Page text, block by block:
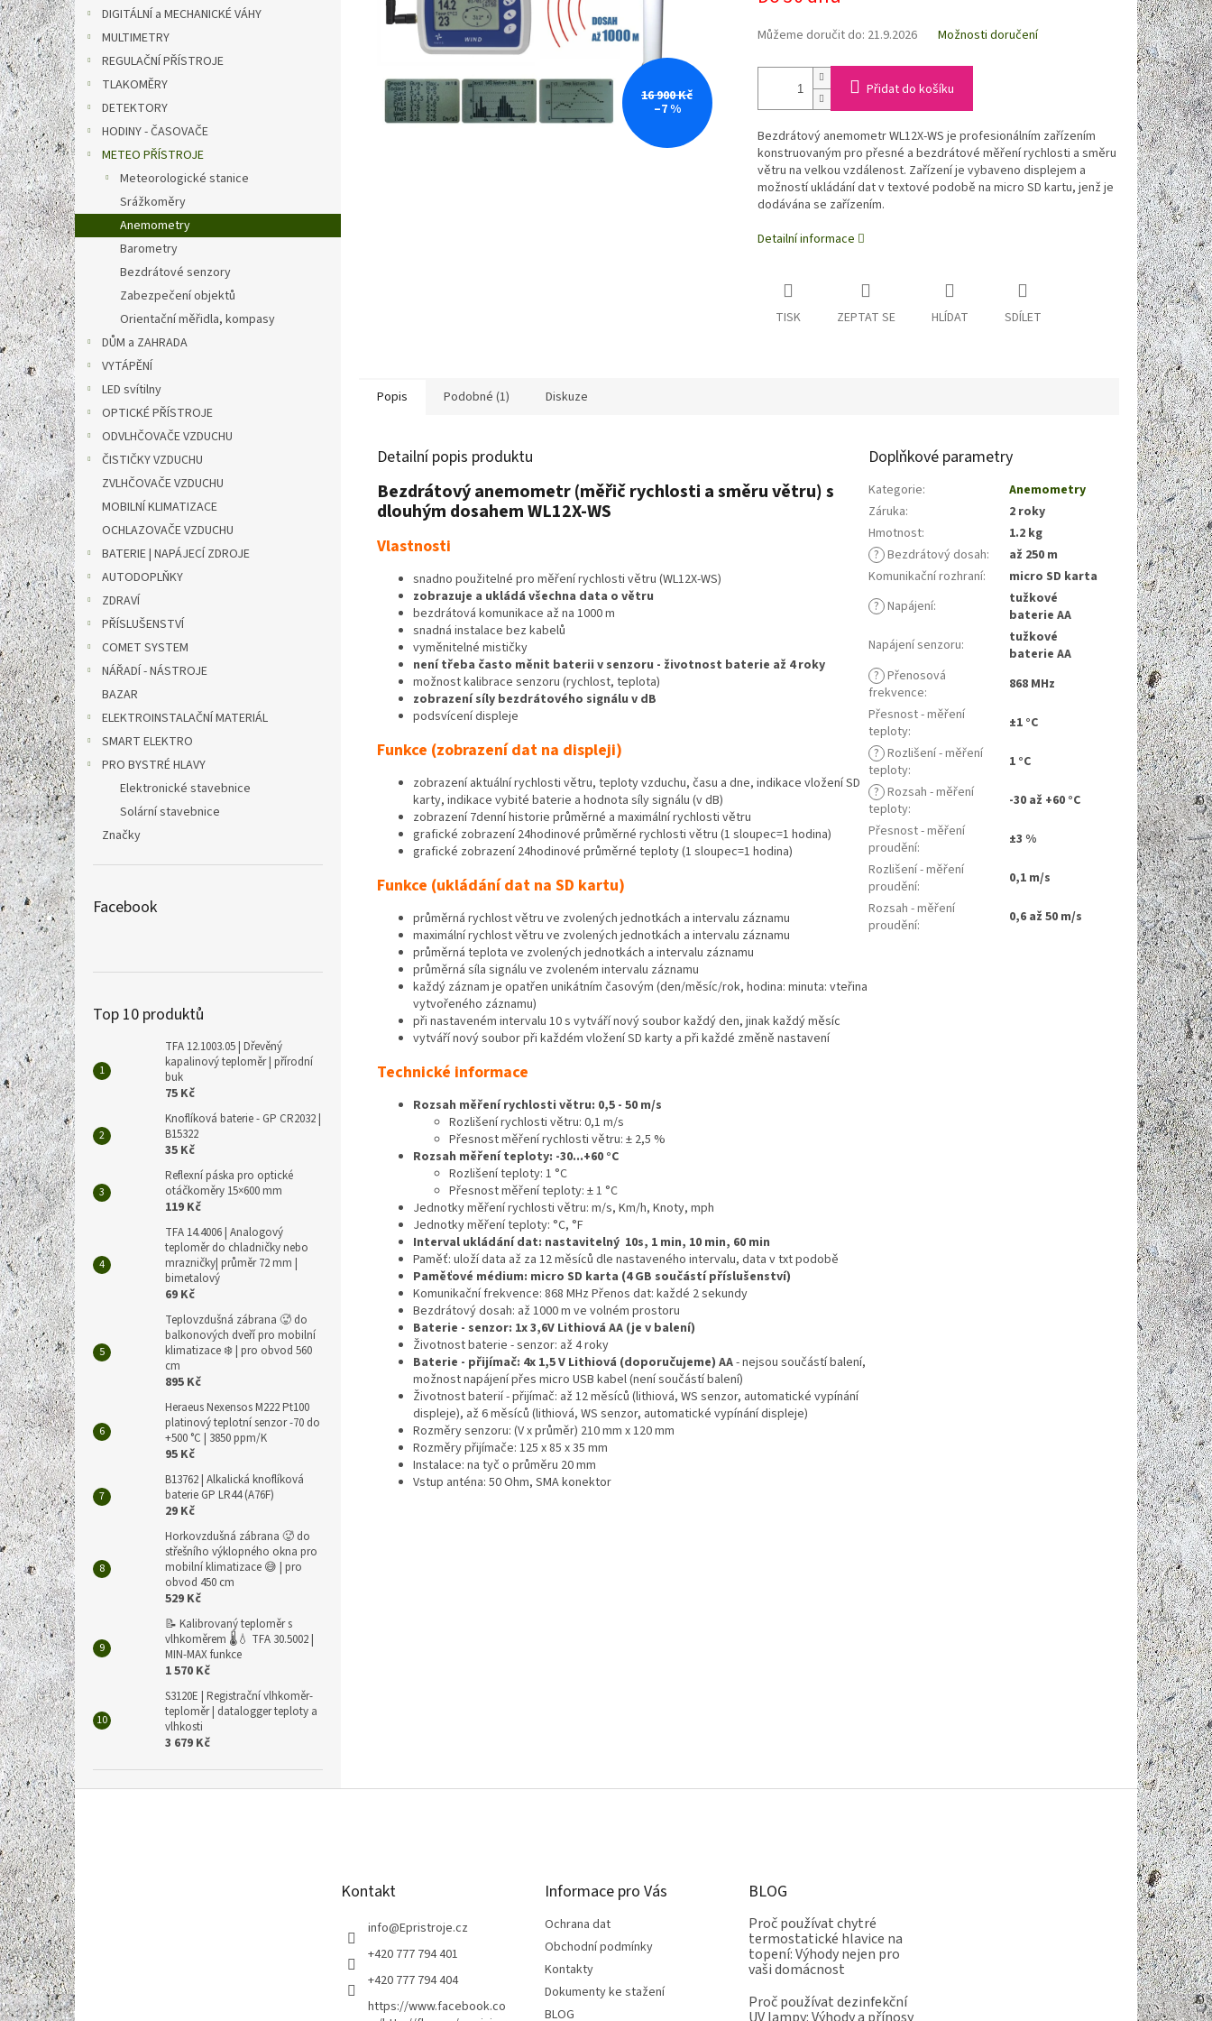
e
l
DIGITÁLNÍ a MECHANICKÉ VÁHY
MULTIMETRY
REGULAČNÍ PŘÍSTROJE
TLAKOMĚRY
DETEKTORY
HODINY - ČASOVAČE
METEO PŘÍSTROJE
Meteorologické stanice
Srážkoměry
Anemometry
Barometry
Bezdrátové senzory
Zabezpečení objektů
Orientační měřidla, kompasy
DŮM a ZAHRADA
VYTÁPĚNÍ
LED svítilny
OPTICKÉ PŘÍSTROJE
ODVLHČOVAČE VZDUCHU
ČISTIČKY VZDUCHU
ZVLHČOVAČE VZDUCHU
MOBILNÍ KLIMATIZACE
OCHLAZOVAČE VZDUCHU
BATERIE | NAPÁJECÍ ZDROJE
AUTODOPLŇKY
ZDRAVÍ
PŘÍSLUŠENSTVÍ
COMET SYSTEM
NÁŘADÍ - NÁSTROJE
BAZAR
ELEKTROINSTALAČNÍ MATERIÁL
SMART ELEKTRO
PRO BYSTRÉ HLAVY
Elektronické stavebnice
Solární stavebnice
Značky
Facebook
Top 10 produktů
TFA 12.1003.05 | Dřevěný
kapalinový teploměr | přírodní
buk
75 Kč
Knoflíková baterie - GP CR2032 |
B15322
35 Kč
Reflexní páska pro optické
otáčkoměry 15×600 mm
119 Kč
TFA 14.4006 | Analogový
teploměr do chladničky nebo
mrazničky| průměr 72 mm |
bimetalový
69 Kč
Teplovzdušná zábrana 🥵 do
balkonových dveří pro mobilní
klimatizace ❄️ | pro obvod 560
cm
895 Kč
Heraeus Nexensos M222 Pt100
platinový teplotní senzor -70 do
+500 °C | 3850 ppm/K
95 Kč
B13762 | Alkalická knoflíková
baterie GP LR44 (A76F)
29 Kč
Horkovzdušná zábrana 🥵 do
střešního výklopného okna pro
mobilní klimatizace 😅 | pro
obvod 450 cm
529 Kč
📝 Kalibrovaný teploměr s
vlhkoměrem 🌡️💧 TFA 30.5002 |
MIN-MAX funkce
1 570 Kč
S3120E | Registrační vlhkoměr-
teploměr | datalogger teploty a
vlhkosti
3 679 Kč
16 900 Kč
–7 %
Můžeme doručit do: 21.9.2026 Možnosti doručení
Přidat do košíku
Bezdrátový anemometr WL12X-WS je profesionálním zařízením
konstruovaným pro přesné a bezdrátové měření rychlosti a směru
větru na velkou vzdálenost. Zařízení je vybaveno displejem a
možností ukládání dat v textové podobě na micro SD kartu, jenž je
dodávána se zařízením.
Detailní informace
TISK ZEPTAT SE HLÍDAT SDÍLET
Popis Podobné (1) Diskuze
Detailní popis produktu
Bezdrátový anemometr (měřič rychlosti a směru větru) s
dlouhým dosahem WL12X-WS
Vlastnosti
snadno použitelné pro měření rychlosti větru (WL12X-WS)
zobrazuje a ukládá všechna data o větru
bezdrátová komunikace až na 1000 m
snadná instalace bez kabelů
vyměnitelné mističky
není třeba často měnit baterii v senzoru - životnost baterie až 4 roky
možnost kalibrace senzoru (rychlost, teplota)
zobrazení síly bezdrátového signálu v dB
podsvícení displeje
Funkce (zobrazení dat na displeji)
zobrazení aktuální rychlosti větru, teploty vzduchu, času a dne, indikace vložení SD
karty, indikace vybité baterie a hodnota síly signálu (v dB)
zobrazení 7denní historie průměrné a maximální rychlosti větru
grafické zobrazení 24hodinové průměrné rychlosti větru (1 sloupec=1 hodina)
grafické zobrazení 24hodinové průměrné teploty (1 sloupec=1 hodina)
Funkce (ukládání dat na SD kartu)
průměrná rychlost větru ve zvolených jednotkách a intervalu záznamu
maximální rychlost větru ve zvolených jednotkách a intervalu záznamu
průměrná teplota ve zvolených jednotkách a intervalu záznamu
průměrná síla signálu ve zvoleném intervalu záznamu
každý záznam je opatřen unikátním časovým (den/měsíc/rok, hodina: minuta: vteřina
vytvořeného záznamu)
při nastaveném intervalu 10 s vytváří nový soubor každý den, jinak každý měsíc
vytváří nový soubor při každém vložení SD karty a při každé změně nastavení
Technické informace
Rozsah měření rychlosti větru: 0,5 - 50 m/s
Rozlišení rychlosti větru: 0,1 m/s
Přesnost měření rychlosti větru: ± 2,5 %
Rozsah měření teploty: -30...+60 °C
Rozlišení teploty: 1 °C
Přesnost měření teploty: ± 1 °C
Jednotky měření rychlosti větru: m/s, Km/h, Knoty, mph
Jednotky měření teploty: °C, °F
Interval ukládání dat: nastavitelný 10s, 1 min, 10 min, 60 min
Paměť: uloží data až za 12 měsíců dle nastaveného intervalu, data v txt podobě
Paměťové médium: micro SD karta (4 GB součástí příslušenství)
Komunikační frekvence: 868 MHz Přenos dat: každé 2 sekundy
Bezdrátový dosah: až 1000 m ve volném prostoru
Baterie - senzor: 1x 3,6V Lithiová AA (je v balení)
Životnost baterie - senzor: až 4 roky
Baterie - přijímač: 4x 1,5 V Lithiová (doporučujeme) AA- nejsou součástí balení,
možnost napájení přes micro USB kabel (není součástí balení)
Životnost baterií - přijímač: až 12 měsíců (lithiová, WS senzor, automatické vypínání
displeje), až 6 měsíců (lithiová, WS senzor, automatické vypínání displeje)
Rozměry senzoru: (V x průměr) 210 mm x 120 mm
Rozměry přijímače: 125 x 85 x 35 mm
Instalace: na tyč o průměru 20 mm
Vstup anténa: 50 Ohm, SMA konektor
Doplňkové parametry
Kategorie:
Anemometry
Záruka:
2 roky
Hmotnost:
1.2 kg
? Bezdrátový dosah:
až 250 m
Komunikační rozhraní:
micro SD karta
? Napájení:
tužkové
baterie AA
Napájení senzoru:
tužkové
baterie AA
? Přenosová
frekvence:
868 MHz
Přesnost - měření
teploty:
±1 °C
? Rozlišení - měření
teploty:
1 °C
? Rozsah - měření
teploty:
-30 až +60 °C
Přesnost - měření
proudění:
±3 %
Rozlišení - měření
proudění:
0,1 m/s
Rozsah - měření
proudění: 0,6 až 50 m/s
Z
á
p
a
t
í Kontakt
info@Epristroje.cz
+420 777 794 401
+420 777 794 404
https://www.facebook.co
Informace pro Vás
Ochrana dat
Obchodní podmínky
Kontakty
Dokumenty ke stažení
BLOG
BLOG
Proč používat chytré
termostatické hlavice na
topení: Výhody nejen pro
vaši domácnost
Proč používat dezinfekční